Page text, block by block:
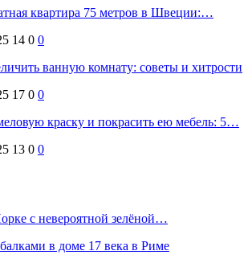
квартира 75 метров в Швеции:…
14 0 0
ванную комнату: советы и хитрости
17 0 0
краску и покрасить ею мебель: 5…
13 0 0
с невероятной зелёной…
в доме 17 века в Риме